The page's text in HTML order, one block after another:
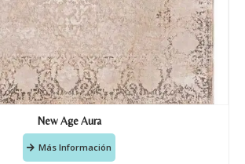
New Age Aura
Más Información
Acuerdo RGPD*
Doy mi consentimiento para que
esta web almacene la
información que envío para que
puedan responder a mi petición.